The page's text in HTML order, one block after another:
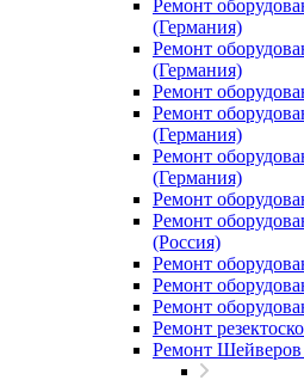
Ремонт
(Германия)
Ремонт
(Германия)
Ремонт
Ремонт
(Германия)
Ремонт
(Германия)
Ремонт
Ремонт
(Россия)
Ремонт
Ремонт
Ремонт
Ремонт
Ремонт Шейверов